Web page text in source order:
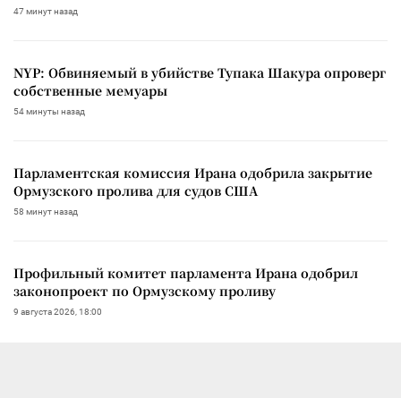
47 минут назад
NYP: Обвиняемый в убийстве Тупака Шакура опроверг
собственные мемуары
54 минуты назад
Парламентская комиссия Ирана одобрила закрытие
Ормузского пролива для судов США
58 минут назад
Профильный комитет парламента Ирана одобрил
законопроект по Ормузскому проливу
9 августа 2026, 18:00